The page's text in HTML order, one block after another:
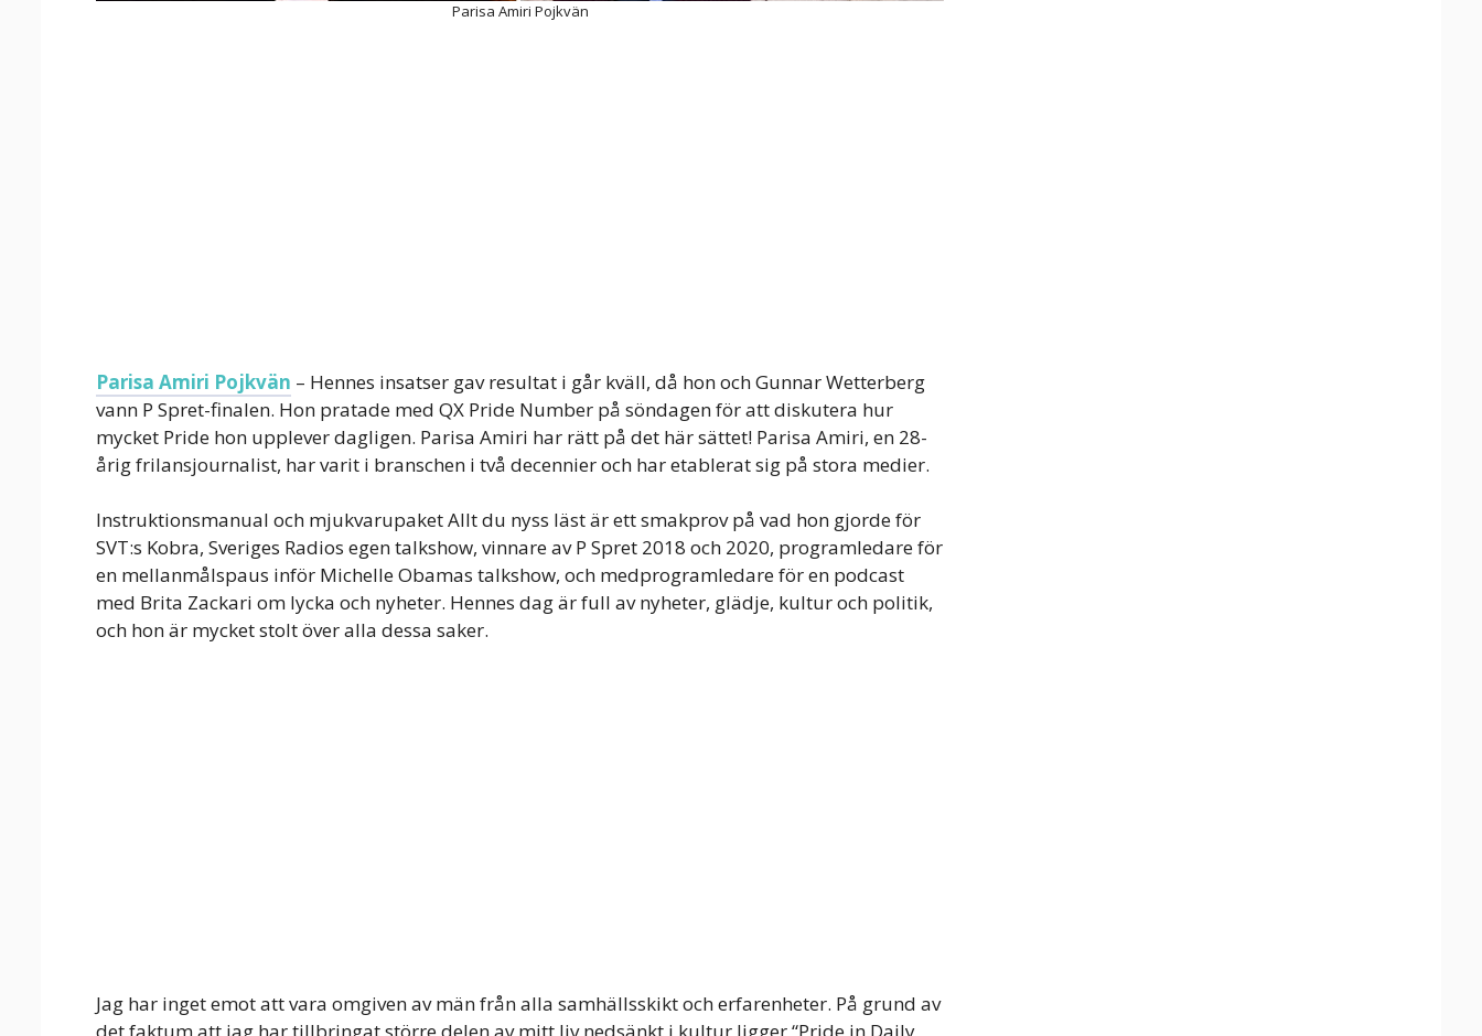
Parisa Amiri Pojkvän
Parisa Amiri Pojkvän – Hennes insatser gav resultat i går kväll, då hon och Gunnar Wetterberg
vann P Spret-finalen. Hon pratade med QX Pride Number på söndagen för att diskutera hur
mycket Pride hon upplever dagligen. Parisa Amiri har rätt på det här sättet! Parisa Amiri, en 28-
årig frilansjournalist, har varit i branschen i två decennier och har etablerat sig på stora medier.
Instruktionsmanual och mjukvarupaket Allt du nyss läst är ett smakprov på vad hon gjorde för
SVT:s Kobra, Sveriges Radios egen talkshow, vinnare av P Spret 2018 och 2020, programledare för
en mellanmålspaus inför Michelle Obamas talkshow, och medprogramledare för en podcast
med Brita Zackari om lycka och nyheter. Hennes dag är full av nyheter, glädje, kultur och politik,
och hon är mycket stolt över alla dessa saker.
Jag har inget emot att vara omgiven av män från alla samhällsskikt och erfarenheter. På grund av
det faktum att jag har tillbringat större delen av mitt liv nedsänkt i kultur ligger “Pride in Daily